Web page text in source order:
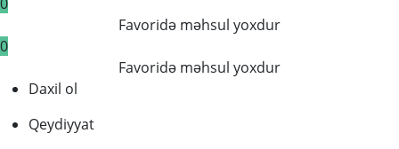
Favoridə məhsul yoxdur
0
Favoridə məhsul yoxdur
Daxil ol
Qeydiyyat